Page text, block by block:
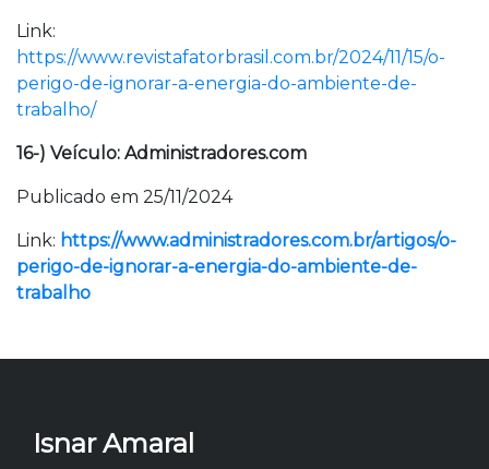
Link:
https://www.revistafatorbrasil.com.br/2024/11/15/o-
perigo-de-ignorar-a-energia-do-ambiente-de-
trabalho/
16-) Veículo: Administradores.com
Publicado em 25/11/2024
Link: https://www.administradores.com.br/artigos/o-
perigo-de-ignorar-a-energia-do-ambiente-de-
trabalho
Isnar Amaral